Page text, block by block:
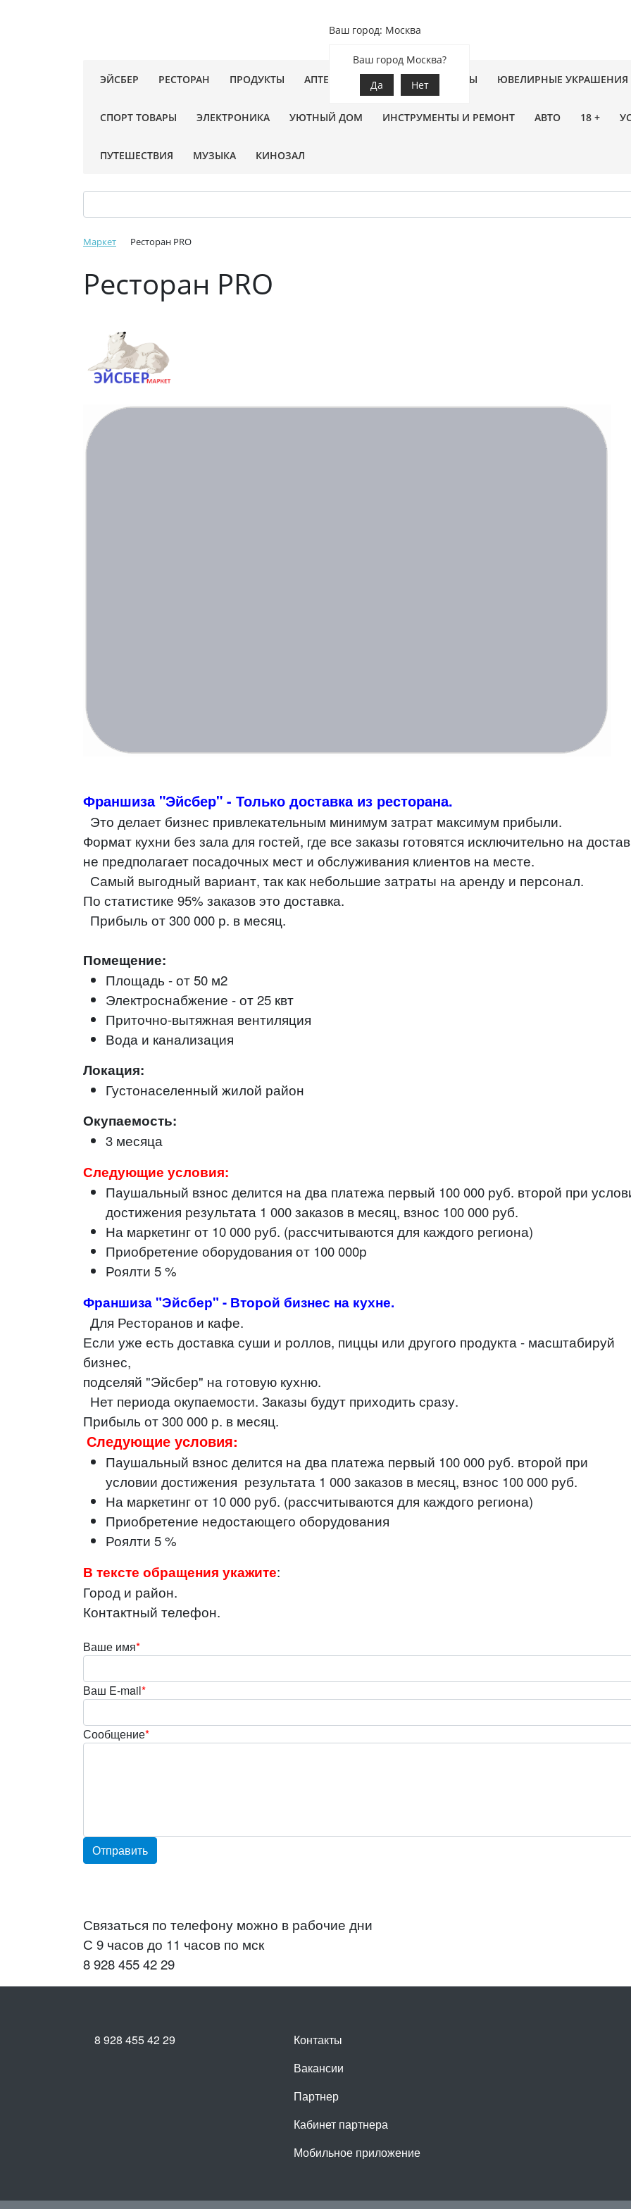
Ваш город: Москва
Ваш город Москва?
Да
Нет
ЭЙСБЕР РЕСТОРАН ПРОДУКТЫ АПТЕКА ЗООТОВАРЫ ЦВЕТЫ ЮВЕЛИРНЫЕ УКРАШЕНИЯ
СПОРТ ТОВАРЫ ЭЛЕКТРОНИКА УЮТНЫЙ ДОМ ИНСТРУМЕНТЫ И РЕМОНТ АВТО 18 +
ПУТЕШЕСТВИЯ МУЗЫКА КИНОЗАЛ
Маркет Ресторан PRO
Ресторан PRO
Франшиза "Эйсбер" - Только доставка из ресторана.
Это делает бизнес привлекательным минимум затрат максимум прибыли.
Формат кухни без зала для гостей, где все заказы готовятся исключительно на
не предполагает посадочных мест и обслуживания клиентов на месте.
Самый выгодный вариант, так как небольшие затраты на аренду и персонал.
По статистике 95% заказов это доставка.
Прибыль от 300 000 р. в месяц.
Помещение:
Площадь - от 50 м2
Электроснабжение - от 25 квт
Приточно-вытяжная вентиляция
Вода и канализация
Локация:
Густонаселенный жилой район
Окупаемость:
3 месяца
Следующие условия:
Паушальный взнос делится на два платежа первый 100 000 руб. второй при
достижения результата 1 000 заказов в месяц, взнос 100 000 руб.
На маркетинг от 10 000 руб. (рассчитываются для каждого региона)
Приобретение оборудования от 100 000р
Роялти 5 %
Франшиза "Эйсбер" - Второй бизнес на кухне.
Для Ресторанов и кафе.
Если уже есть доставка суши и роллов, пиццы или другого продукта - масштабируй
бизнес,
подселяй "Эйсбер" на готовую кухню.
Нет периода окупаемости. Заказы будут приходить сразу.
Прибыль от 300 000 р. в месяц.
Следующие условия:
Паушальный взнос делится на два платежа первый 100 000 руб. второй при
условии достижения результата 1 000 заказов в месяц, взнос 100 000 руб.
На маркетинг от 10 000 руб. (рассчитываются для каждого региона)
Приобретение недостающего оборудования
Роялти 5 %
В тексте обращения укажите:
Город и район.
Контактный телефон.
Ваше имя*
Ваш E-mail*
Сообщение*
Связаться по телефону можно в рабочие дни
С 9 часов до 11 часов по мск
8 928 455 42 29
Контакты
Вакансии
Партнер
Кабинет партнера
Мобильное приложение
8 928 455 42 29